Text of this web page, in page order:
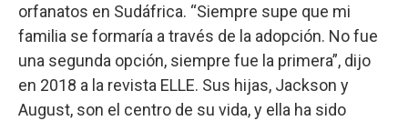
orfanatos en Sudáfrica. “Siempre supe que mi
familia se formaría a través de la adopción. No fue
una segunda opción, siempre fue la primera”, dijo
en 2018 a la revista ELLE. Sus hijas, Jackson y
August, son el centro de su vida, y ella ha sido